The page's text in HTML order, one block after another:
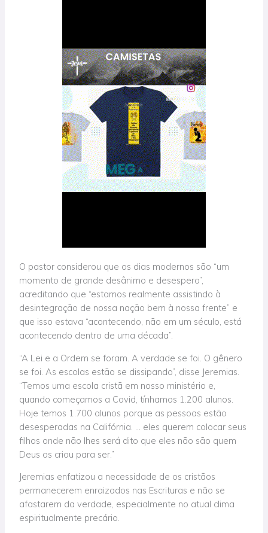
O pastor considerou que os dias modernos são “um
momento de grande desânimo e desespero”,
acreditando que “estamos realmente assistindo à
desintegração de nossa nação bem à nossa frente” e
que isso estava “acontecendo, não em um século, está
acontecendo dentro de uma década”.
“A Lei e a Ordem se foram. A verdade se foi. O gênero
se foi. As escolas estão se dissipando”, disse Jeremias.
“Temos uma escola cristã em nosso ministério e,
quando começamos a Covid, tínhamos 1.200 alunos.
Hoje temos 1.700 alunos porque as pessoas estão
desesperadas na Califórnia. … eles querem colocar seus
filhos onde não lhes será dito que eles não são quem
Deus os criou para ser.”
Jeremias enfatizou a necessidade de os cristãos
permanecerem enraizados nas Escrituras e não se
afastarem da verdade, especialmente no atual clima
espiritualmente precário.